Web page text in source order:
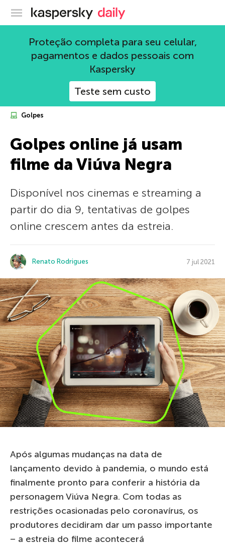
Blog oficial da Kaspersky
Proteção completa para seu celular,
pagamentos e dados pessoais com
Kaspersky
Teste sem custo
Golpes
Golpes online já usam
filme da Viúva Negra
Disponível nos cinemas e streaming a
partir do dia 9, tentativas de golpes
online crescem antes da estreia.
Renato Rodrigues 7 jul 2021
Após algumas mudanças na data de
lançamento devido à pandemia, o mundo está
finalmente pronto para conferir a história da
personagem Viúva Negra. Com todas as
restrições ocasionadas pelo coronavírus, os
produtores decidiram dar um passo importante
– a estreia do filme acontecerá